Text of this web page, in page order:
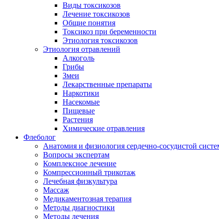
Виды токсикозов
Лечение токсикозов
Общие понятия
Токсикоз при беременности
Этиология токсикозов
Этиология отравлений
Алкоголь
Грибы
Змеи
Лекарственные препараты
Наркотики
Насекомые
Пищевые
Растения
Химические отравления
Флеболог
Анатомия и физиология сердечно-сосудистой
Вопросы экспертам
Комплексное лечение
Компрессионный трикотаж
Лечебная физкультура
Массаж
Медикаментозная терапия
Методы диагностики
Методы лечения